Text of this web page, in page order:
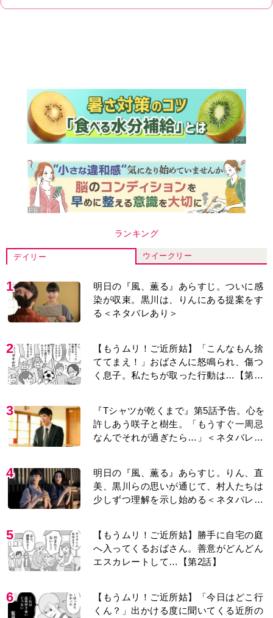
ランキング
デイリー ウイークリー
1
明日の『風、薫る』あらすじ。ついに感
染が収束。黒川は、りんにある提案をす
る＜ネタバレあり＞
2
【もうムリ！ご近所姑】「こんなもん捨
ててまえ！」おばさんに怒鳴られ、傷つ
く息子。私たちが取った行動は…【第3
3
『Tシャツが乾くまで』第5話予告。心を
許しあう咲子と樹生。「もうすぐ一周忌
なんでそれが過ぎたら…」＜ネタバレあ
4
明日の『風、薫る』あらすじ。りん、直
美、黒川らの思いが通じて、村人たちは
少しずつ理解を示し始める＜ネタバレあ
5
【もうムリ！ご近所姑】勝手に自宅の庭
へ入ってくるおばさん。善意がどんどん
エスカレートして…【第2話】
6
【もうムリ！ご近所姑】「今日はどこ行
くん？」出かける度に聞いてくる近所の